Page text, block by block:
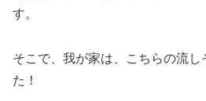
す。
そこで、我が家は、こちらの流
た！